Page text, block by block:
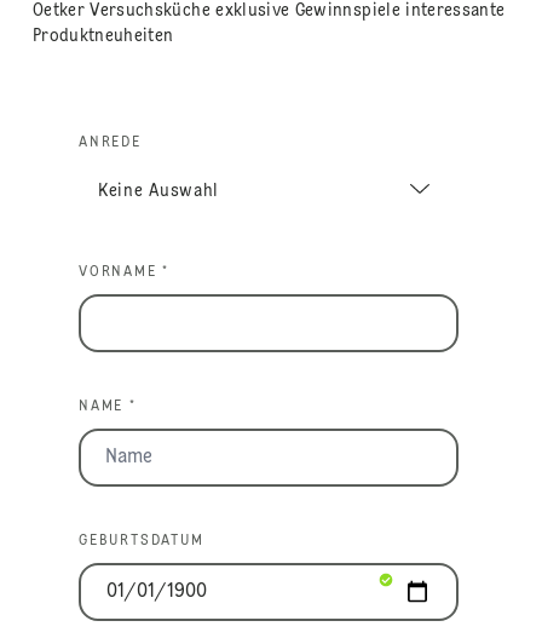
Oetker Versuchsküche exklusive Gewinnspiele interessante
Produktneuheiten
ANREDE
VORNAME *
NAME *
GEBURTSDATUM